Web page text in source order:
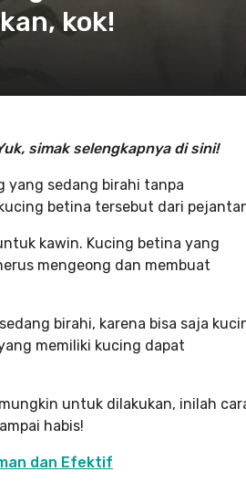
kok!
simak selengkapnya di sini!
yang sedang birahi tanpa
betina tersebut dari
kawin. Kucing betina yang
mengeong dan membuat
birahi, karena bisa saja
memiliki kucing dapat
untuk dilakukan, inilah
habis!
dan Efektif